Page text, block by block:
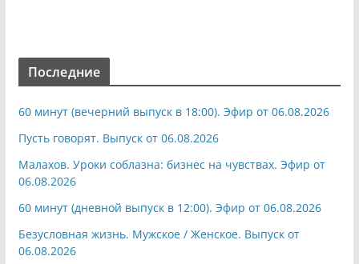
Последние
60 минут (вечерний выпуск в 18:00). Эфир от 06.08.2026
Пусть говорят. Выпуск от 06.08.2026
Малахов. Уроки соблазна: бизнес на чувствах. Эфир от
06.08.2026
60 минут (дневной выпуск в 12:00). Эфир от 06.08.2026
Безусловная жизнь. Мужское / Женское. Выпуск от
06.08.2026